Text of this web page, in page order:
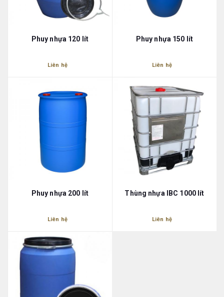
Phuy nhựa 120 lít
Liên hệ
Phuy nhựa 150 lít
Liên hệ
Phuy nhựa 200 lít
Liên hệ
Thùng nhựa IBC 1000 lít
Liên hệ